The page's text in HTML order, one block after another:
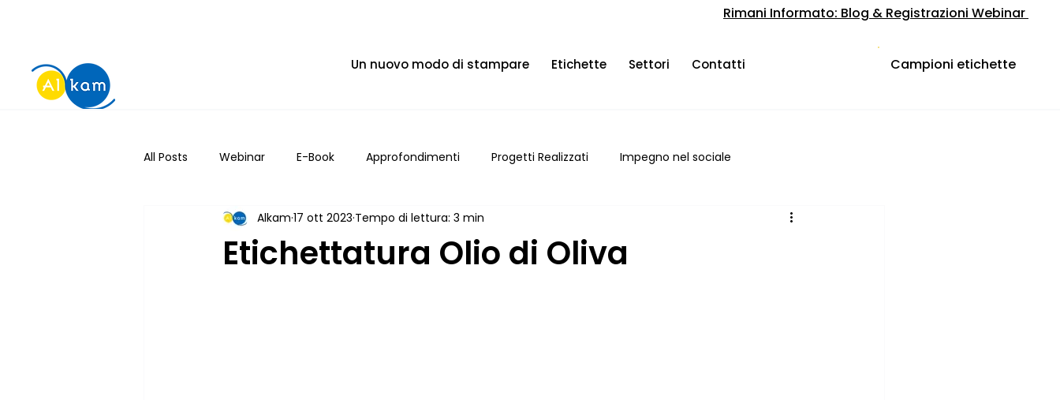
Rimani Informato: Blog & Registrazioni Webinar
Un nuovo modo di stampare Etichette Settori Contatti Campioni etichette
All Posts Webinar E-Book Approfondimenti Progetti Realizzati Impegno nel sociale
Etichettatura Olio di Oliva
Alkam 17 ott 2023 Tempo di lettura: 3 min